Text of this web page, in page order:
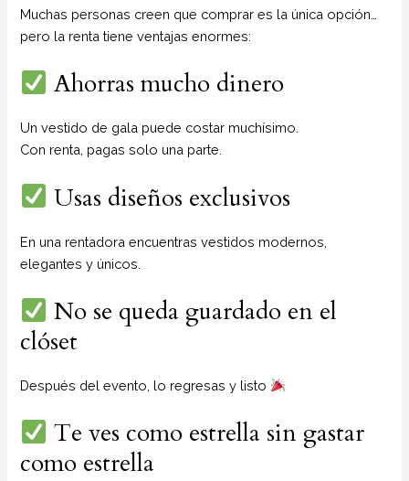
Muchas personas creen que comprar es la única opción…
pero la renta tiene ventajas enormes:
Ahorras mucho dinero
Un vestido de gala puede costar muchísimo.
Con renta, pagas solo una parte.
Usas diseños exclusivos
En una rentadora encuentras vestidos modernos,
elegantes y únicos.
No se queda guardado en el
clóset
Después del evento, lo regresas y listo
Te ves como estrella sin gastar
como estrella